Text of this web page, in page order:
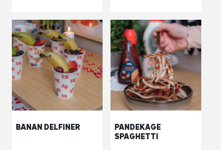
BANAN DELFINER
PANDEKAGE
SPAGHETTI